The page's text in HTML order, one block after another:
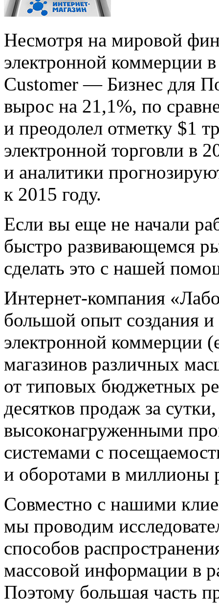
Несмотря на мировой
электронной коммерции
Customer — Бизнес для
вырос на 21,1%, по
и преодолел отметку $1
электронной торговли в
и аналитики
к 2015 году.
Если вы еще не начали
быстро развивающемся
сделать это с нашей
Интернет-компания
большой опыт создания
электронной коммерции
магазинов различных
от типовых бюджетных
десятков продаж за
высоконагруженными
системами с
и оборотами в миллионы
Совместно с нашими
мы проводим
способов
массовой информации в
Поэтому большая часть